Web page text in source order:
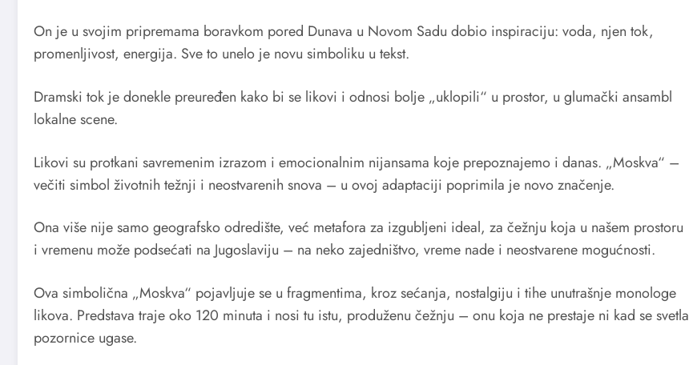
On je u svojim pripremama boravkom pored Dunava u Novom Sadu dobio inspiraciju: voda, njen tok,
promenljivost, energija. Sve to unelo je novu simboliku u tekst.
Dramski tok je donekle preuređen kako bi se likovi i odnosi bolje „uklopili“ u prostor, u glumački ansambl
lokalne scene.
Likovi su protkani savremenim izrazom i emocionalnim nijansama koje prepoznajemo i danas. „Moskva“ –
večiti simbol životnih težnji i neostvarenih snova – u ovoj adaptaciji poprimila je novo značenje.
Ona više nije samo geografsko odredište, već metafora za izgubljeni ideal, za čežnju koja u našem prostoru
i vremenu može podsećati na Jugoslaviju – na neko zajedništvo, vreme nade i neostvarene mogućnosti.
Ova simbolična „Moskva“ pojavljuje se u fragmentima, kroz sećanja, nostalgiju i tihe unutrašnje monologe
likova. Predstava traje oko 120 minuta i nosi tu istu, produženu čežnju – onu koja ne prestaje ni kad se svetla
pozornice ugase.